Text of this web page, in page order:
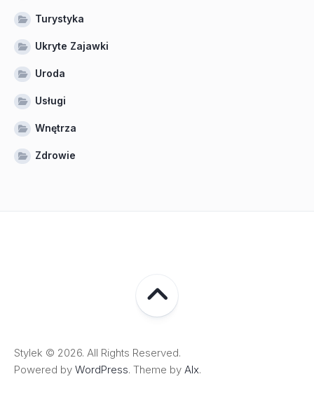
Turystyka
Ukryte Zajawki
Uroda
Usługi
Wnętrza
Zdrowie
Stylek © 2026. All Rights Reserved.
Powered by WordPress. Theme by Alx.